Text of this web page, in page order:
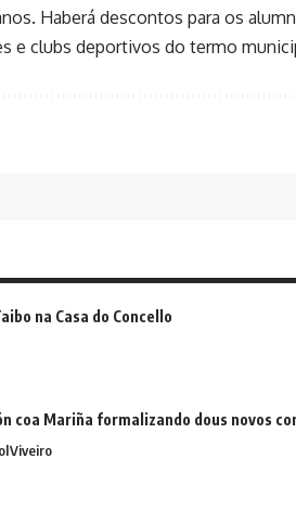
Haberá descontos para os
e clubs deportivos do termo
na Casa do Concello
coa Mariña formalizando dous novos
Viveiro